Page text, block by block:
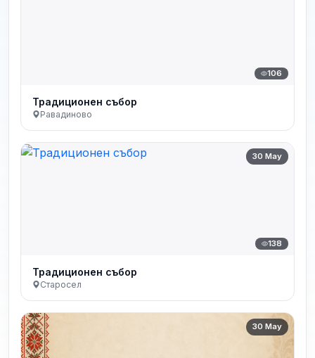
106
Традиционен събор
Равадиново
30 May
138
Традиционен събор
Старосел
30 May